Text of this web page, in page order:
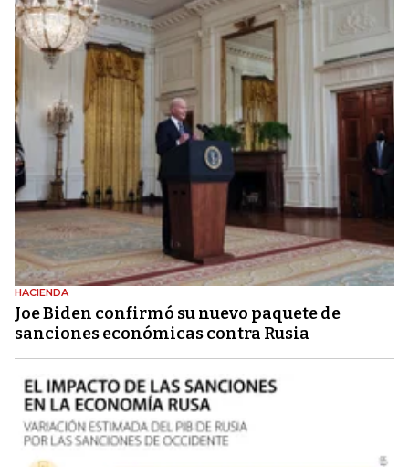
HACIENDA
Joe Biden confirmó su nuevo paquete de
sanciones económicas contra Rusia